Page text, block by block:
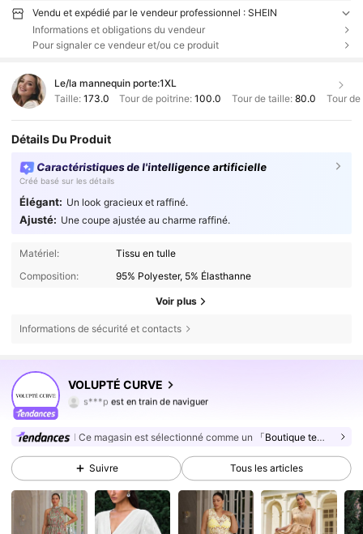
Vendu et expédié par le vendeur professionnel : SHEIN
Informations et obligations du vendeur
Pour signaler ce vendeur et/ou ce produit
Le/la mannequin porte:1XL
Taille: 173.0 Tour de poitrine:100.0 Tour de taille: 80.0 Tour
Détails Du Produit
Caractéristiques de l'intelligence artificielle
Créé basé sur les détails
Élégant: Un look gracieux et raffiné.
Ajusté: Une coupe ajustée au charme raffiné.
Matériel:
Tissu en tulle
Composition:
95% Polyester, 5% Élasthanne
Voir plus
Informations de sécurité et contacts
VOLUPTÉ CURVE
4,78
12K Suiveurs
s***p est en train de naviguer
4,78 12K Suiveurs
4,78 12K Suiveurs
4,78 12K Suiveurs
4,78 12K Suiveurs
Ce magasin est sélectionné comme un 「Boutique tendance」
Suivre Tous les articles